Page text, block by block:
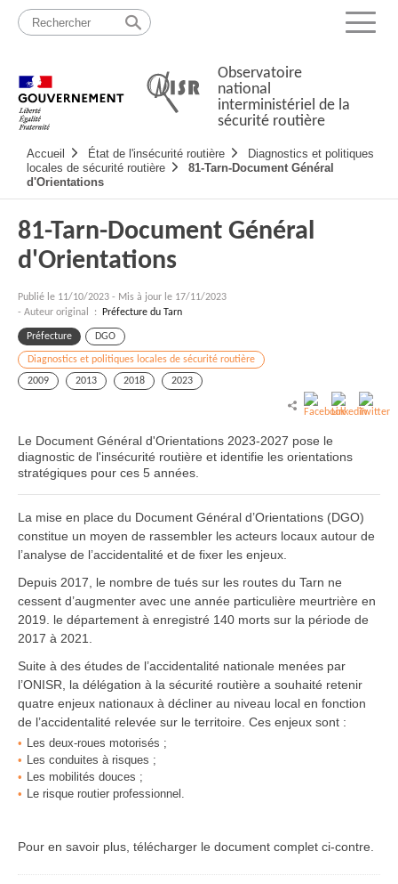
Passer
contenu
Menu
Observatoire
national
interministériel de la
sécurité routière
principale
Accueil État de l'insécurité routière
Diagnostics et politiques
locales de sécurité routière
81-Tarn-Document Général
d'Orientations
81-Tarn-Document Général
d'Orientations
Publié le 11/10/2023 - Mis à jour le 17/11/2023
- Auteur original :
Préfecture du Tarn
Préfecture DGO
Diagnostics et politiques locales de sécurité routière
2009
2013 2018 2023
Le Document Général d'Orientations 2023-2027 pose le
diagnostic de l'insécurité routière et identifie les orientations
stratégiques pour ces 5 années.
La mise en place du Document Général d’Orientations (DGO)
constitue un moyen de rassembler les acteurs locaux autour de
l’analyse de l’accidentalité et de fixer les enjeux.
Depuis 2017, le nombre de tués sur les routes du Tarn ne
cessent d’augmenter avec une année particulière meurtrière en
2019. le département à enregistré 140 morts sur la période de
2017 à 2021.
Suite à des études de l’accidentalité nationale menées par
l’ONISR, la délégation à la sécurité routière a souhaité retenir
quatre enjeux nationaux à décliner au niveau local en fonction
de l’accidentalité relevée sur le territoire. Ces enjeux sont :
Les deux-roues motorisés ;
Les conduites à risques ;
Les mobilités douces ;
Le risque routier professionnel.
Pour en savoir plus, télécharger le document complet ci-contre.